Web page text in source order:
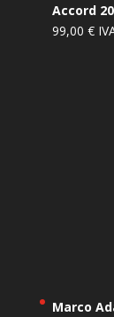
Accord
99,00 €
Marco